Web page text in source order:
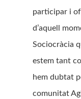
participar i
d’aquell
Sociocràcia
estem tant
hem dubtat
comunitat